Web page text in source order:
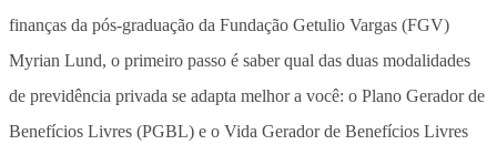
finanças da pós-graduação da Fundação Getulio Vargas (FGV)
Myrian Lund, o primeiro passo é saber qual das duas modalidades
de previdência privada se adapta melhor a você: o Plano Gerador de
Benefícios Livres (PGBL) e o Vida Gerador de Benefícios Livres